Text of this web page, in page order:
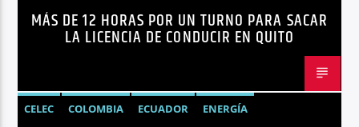
LICENCIAS
NOTICIAS
MÁS DE 12 HORAS POR UN TURNO PARA SACAR
LA LICENCIA DE CONDUCIR EN QUITO
CELEC COLOMBIA ECUADOR
ENERGÍA